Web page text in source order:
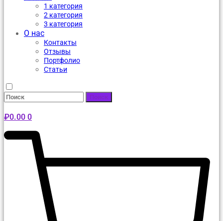
1 категория
2 категория
3 категория
О нас
Контакты
Отзывы
Портфолио
Статьи
Поиск
₽0.00 0